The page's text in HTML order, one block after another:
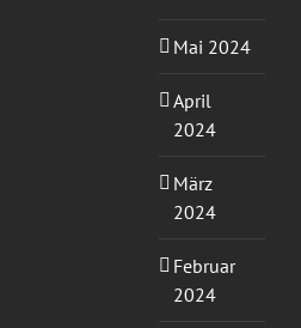
Mai 2024
April
2024
März
2024
Februar
2024